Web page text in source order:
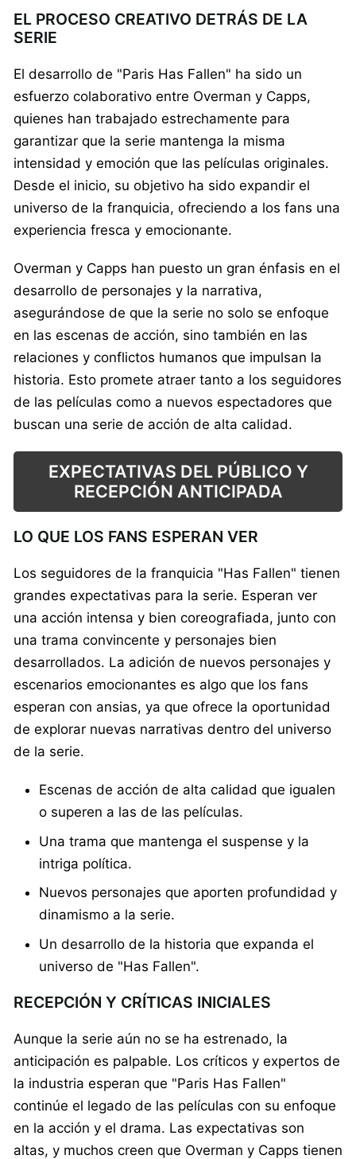
EL PROCESO CREATIVO DETRÁS DE LA
SERIE
El desarrollo de "Paris Has Fallen" ha sido un
esfuerzo colaborativo entre Overman y Capps,
quienes han trabajado estrechamente para
garantizar que la serie mantenga la misma
intensidad y emoción que las películas originales.
Desde el inicio, su objetivo ha sido expandir el
universo de la franquicia, ofreciendo a los fans una
experiencia fresca y emocionante.
Overman y Capps han puesto un gran énfasis en el
desarrollo de personajes y la narrativa,
asegurándose de que la serie no solo se enfoque
en las escenas de acción, sino también en las
relaciones y conflictos humanos que impulsan la
historia. Esto promete atraer tanto a los seguidores
de las películas como a nuevos espectadores que
buscan una serie de acción de alta calidad.
EXPECTATIVAS DEL PÚBLICO Y
RECEPCIÓN ANTICIPADA
LO QUE LOS FANS ESPERAN VER
Los seguidores de la franquicia "Has Fallen" tienen
grandes expectativas para la serie. Esperan ver
una acción intensa y bien coreografiada, junto con
una trama convincente y personajes bien
desarrollados. La adición de nuevos personajes y
escenarios emocionantes es algo que los fans
esperan con ansias, ya que ofrece la oportunidad
de explorar nuevas narrativas dentro del universo
de la serie.
Escenas de acción de alta calidad que igualen
o superen a las de las películas.
Una trama que mantenga el suspense y la
intriga política.
Nuevos personajes que aporten profundidad y
dinamismo a la serie.
Un desarrollo de la historia que expanda el
universo de "Has Fallen".
RECEPCIÓN Y CRÍTICAS INICIALES
Aunque la serie aún no se ha estrenado, la
anticipación es palpable. Los críticos y expertos de
la industria esperan que "Paris Has Fallen"
continúe el legado de las películas con su enfoque
en la acción y el drama. Las expectativas son
altas, y muchos creen que Overman y Capps tienen